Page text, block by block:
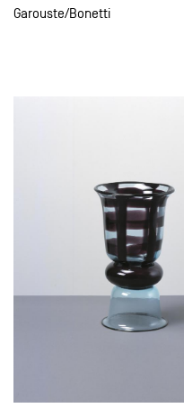
Garouste Bonetti